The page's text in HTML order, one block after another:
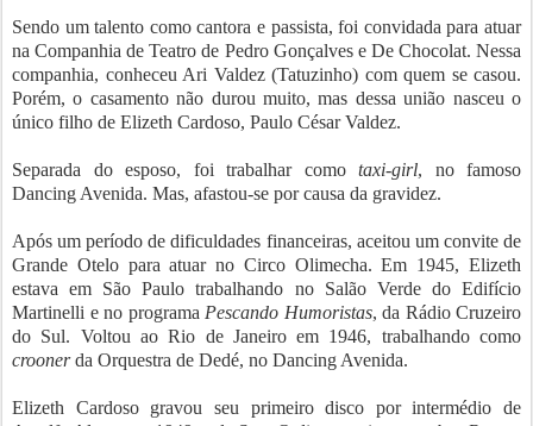
Sendo um talento como cantora e passista, foi convidada para atuar
na Companhia de Teatro de Pedro Gonçalves e De Chocolat. Nessa
companhia, conheceu Ari Valdez (Tatuzinho) com quem se casou.
Porém, o casamento não durou muito, mas dessa união nasceu o
único filho de Elizeth Cardoso, Paulo César Valdez.
Separada do esposo, foi trabalhar como taxi-girl, no famoso
Dancing Avenida. Mas, afastou-se por causa da gravidez.
Após um período de dificuldades financeiras, aceitou um convite de
Grande Otelo para atuar no Circo Olimecha. Em 1945, Elizeth
estava em São Paulo trabalhando no Salão Verde do Edifício
Martinelli e no programa Pescando Humoristas, da Rádio Cruzeiro
do Sul. Voltou ao Rio de Janeiro em 1946, trabalhando como
croonerda Orquestra de Dedé, no Dancing Avenida.
Elizeth Cardoso gravou seu primeiro disco por intermédio de